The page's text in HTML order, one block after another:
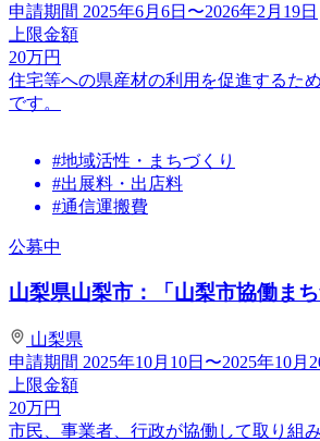
申請期間 2025年6月6日〜2026年2月19日
上限金額
20万円
住宅等への県産材の利用を促進するた
です。
#地域活性・まちづくり
#出展料・出店料
#通信運搬費
公募中
山梨県山梨市：「山梨市協働ま
山梨県
申請期間 2025年10月10日〜2025年10月
上限金額
20万円
市民、事業者、行政が協働して取り組